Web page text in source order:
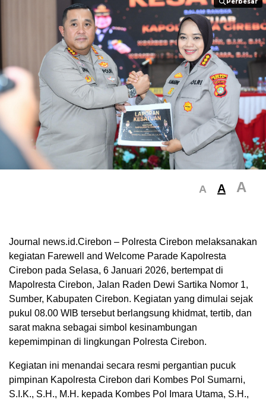
A A A
Journal news.id.Cirebon – Polresta Cirebon melaksanakan
kegiatan Farewell and Welcome Parade Kapolresta
Cirebon pada Selasa, 6 Januari 2026, bertempat di
Mapolresta Cirebon, Jalan Raden Dewi Sartika Nomor 1,
Sumber, Kabupaten Cirebon. Kegiatan yang dimulai sejak
pukul 08.00 WIB tersebut berlangsung khidmat, tertib, dan
sarat makna sebagai simbol kesinambungan
kepemimpinan di lingkungan Polresta Cirebon.
Kegiatan ini menandai secara resmi pergantian pucuk
pimpinan Kapolresta Cirebon dari Kombes Pol Sumarni,
S.I.K., S.H., M.H. kepada Kombes Pol Imara Utama, S.H.,